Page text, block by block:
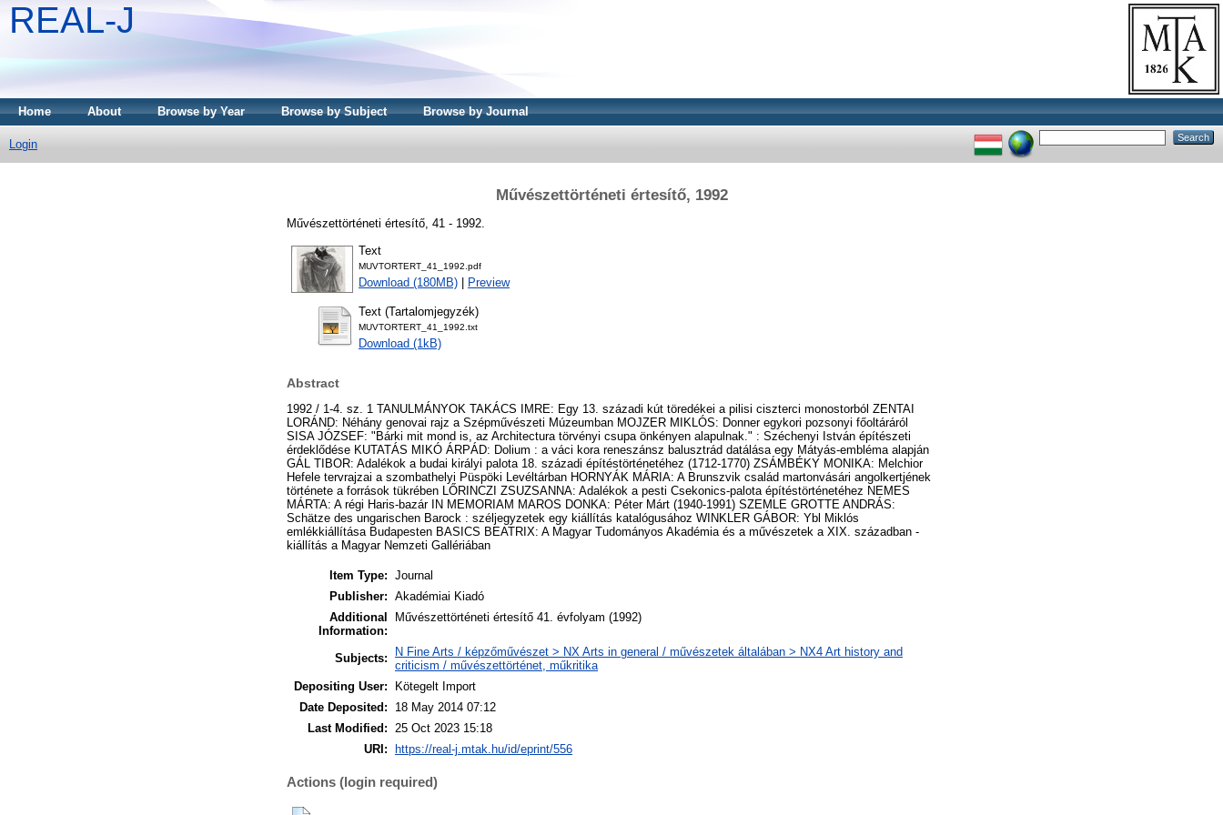
REAL-J
Home About Browse by Year Browse by Subject Browse by Journal
Login
Művészettörténeti értesítő, 1992
Művészettörténeti értesítő, 41 - 1992.
Text
MUVTORTERT_41_1992.pdf
Download (180MB) Preview
Text (Tartalomjegyzék)
MUVTORTERT_41_1992.txt
Download (1kB)
Abstract
1992 / 1-4. sz. 1 TANULMÁNYOK TAKÁCS IMRE: Egy 13. századi kút töredékei a pilisi ciszterci monostorból ZENTAI
LORÁND: Néhány genovai rajz a Szépművészeti Múzeumban MOJZER MIKLÓS: Donner egykori pozsonyi főoltáráról
SISA JÓZSEF: "Bárki mit mond is, az Architectura törvényi csupa önkényen alapulnak." : Széchenyi István építészeti
érdeklődése KUTATÁS MIKÓ ÁRPÁD: Dolium : a váci kora reneszánsz balusztrád datálása egy Mátyás-embléma alapján
GÁL TIBOR: Adalékok a budai királyi palota 18. századi építéstörténetéhez (1712-1770) ZSÁMBÉKY MONIKA: Melchior
Hefele tervrajzai a szombathelyi Püspöki Levéltárban HORNYÁK MÁRIA: A Brunszvik család martonvásári angolkertjének
története a források tükrében LŐRINCZI ZSUZSANNA: Adalékok a pesti Csekonics-palota építéstörténetéhez NEMES
MÁRTA: A régi Haris-bazár IN MEMORIAM MAROS DONKA: Péter Márt (1940-1991) SZEMLE GROTTE ANDRÁS:
Schätze des ungarischen Barock : széljegyzetek egy kiállítás katalógusához WINKLER GÁBOR: Ybl Miklós
emlékkiállítása Budapesten BASICS BEATRIX: A Magyar Tudományos Akadémia és a művészetek a XIX. században -
kiállítás a Magyar Nemzeti Gallériában
Item Type: Journal
Publisher: Akadémiai Kiadó
Additional
Information:
Művészettörténeti értesítő 41. évfolyam (1992)
Subjects:
N Fine Arts / képzőművészet > NX Arts in general / művészetek általában > NX4 Art history and
criticism / művészettörténet, műkritika
Depositing User:
Kötegelt Import
Date Deposited:
18 May 2014 07:12
Last Modified:
25 Oct 2023 15:18
URI: https://real-j.mtak.hu/id/eprint/556
Actions (login required)